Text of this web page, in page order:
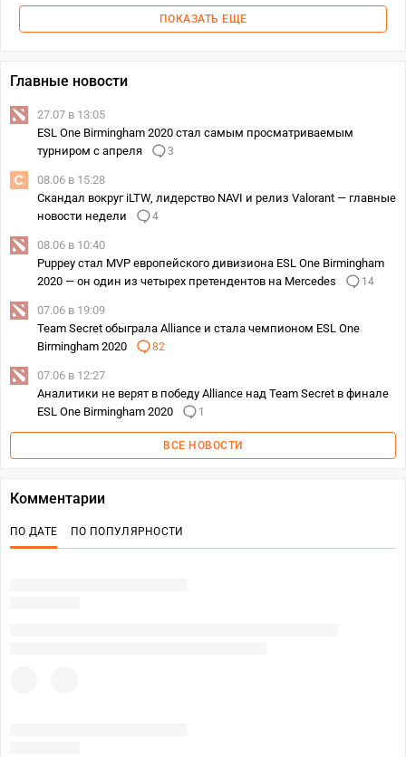
ПОКАЗАТЬ ЕЩЕ
Главные новости
27.07 в 13:05
ESL One Birmingham 2020 стал самым просматриваемым
турниром с апреля
3
08.06 в 15:28
Скандал вокруг iLTW, лидерство NAVI и релиз Valorant — главные
новости недели
4
08.06 в 10:40
Puppey стал MVP европейского дивизиона ESL One Birmingham
2020 — он один из четырех претендентов на Mercedes
14
07.06 в 19:09
Team Secret обыграла Alliance и стала чемпионом ESL One
Birmingham 2020
82
07.06 в 12:27
Аналитики не верят в победу Alliance над Team Secret в финале
ESL One Birmingham 2020
1
ВСЕ НОВОСТИ
Комментарии
ПО ДАТЕ ПО ПОПУЛЯРНОСТИ